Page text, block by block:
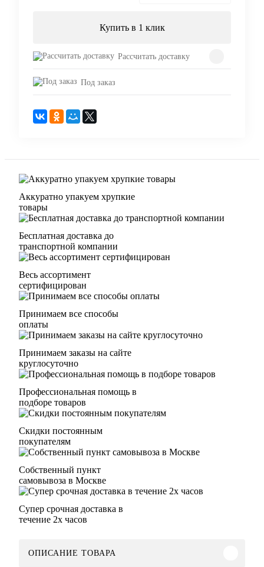
Купить в 1 клик
Рассчитать доставку
Под заказ
Аккуратно упакуем хрупкие
товары
Бесплатная доставка до
транспортной компании
Весь ассортимент
сертифицирован
Принимаем все способы
оплаты
Принимаем заказы на сайте
круглосуточно
Профессиональная помощь в
подборе товаров
Скидки постоянным
покупателям
Собственный пункт
самовывоза в Москве
Супер срочная доставка в
течение 2х часов
ОПИСАНИЕ ТОВАРА